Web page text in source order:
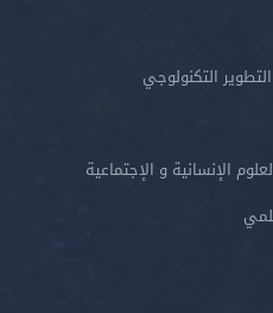
التكنولوجي
الإنسانية و الإجتماعية